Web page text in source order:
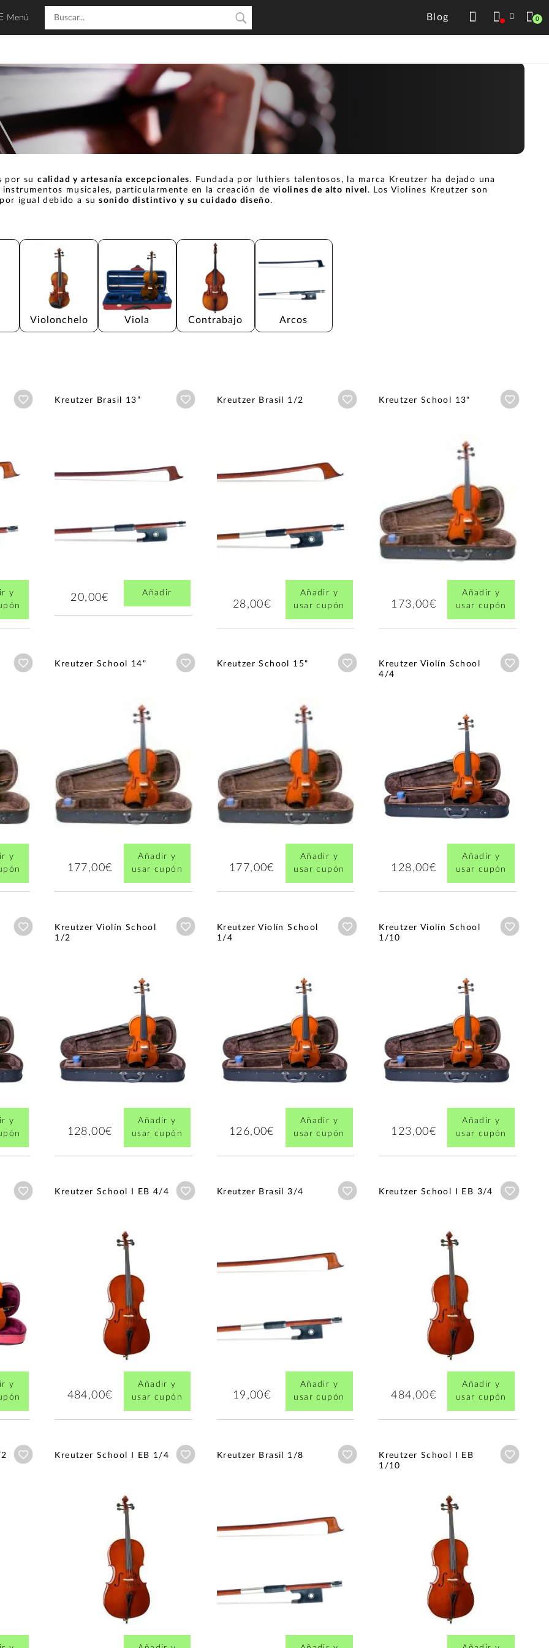
Menú Blog 0
por sucalidad y artesanía excepcionales. Fundada por luthiers talentosos, la marca Kreutzer ha dejado una
musicales, particularmente en la creación de violines de alto nivel . Los Violines Kreutzer son
igual debido a su sonido distintivo y su cuidado diseño.
Violonchelo Viola Contrabajo Arcos
Añadir a wishlist
y
Kreutzer Brasil 13” Añadir a wishlist
20,00€ Añadir
Kreutzer Brasil 1/2 Añadir a wishlist
28,00€
Añadir y
usar cupón
Kreutzer School 13"
173,00€
Añadir y
usar cupón
Añadir a wishlist
y
Kreutzer School 14" Añadir a wishlist
177,00€
Añadir y
usar cupón
Kreutzer School 15" Añadir a wishlist
177,00€
Añadir y
usar cupón
Kreutzer Violín School
4/4
128,00€
Añadir y
usar cupón
Añadir a wishlist
y
Kreutzer Violín School
1/2
Añadir a wishlist
128,00€
Añadir y
usar cupón
Kreutzer Violín School
1/4
Añadir a wishlist
126,00€
Añadir y
usar cupón
Kreutzer Violín School
1/10
123,00€
Añadir y
usar cupón
Añadir a wishlist
y
Kreutzer School I EB 4/4 Añadir a wishlist
484,00€
Añadir y
usar cupón
Kreutzer Brasil 3/4 Añadir a wishlist
19,00€
Añadir y
usar cupón
Kreutzer School I EB 3/4
484,00€
Añadir y
usar cupón
Añadir a wishlist
Kreutzer School I EB 1/4 Añadir a wishlist
Kreutzer Brasil 1/8 Añadir a wishlist
Kreutzer School I EB
1/10